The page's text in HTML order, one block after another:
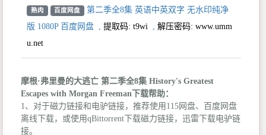
熟肉 百度网盘
第二季全8集 英语中英双字 无水印纯净
版 1080P 百度网盘
提取码: t9wi
解压密码: www.umm
u.net
摩根·弗里曼的大逃亡 第二季全8集 History's Greatest
Escapes with Morgan Freeman下载帮助：
1、对于磁力链接和电驴链接，推荐使用115网盘、百度网盘
离线下载，或使用qBittorrent下载磁力链接，迅雷下载电驴链
接。